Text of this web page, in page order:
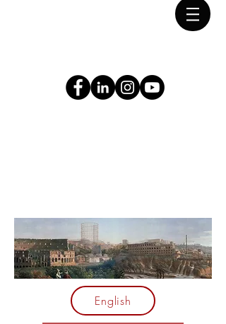
English